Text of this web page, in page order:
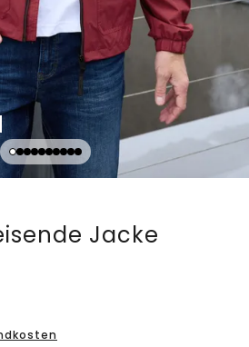
Jacke